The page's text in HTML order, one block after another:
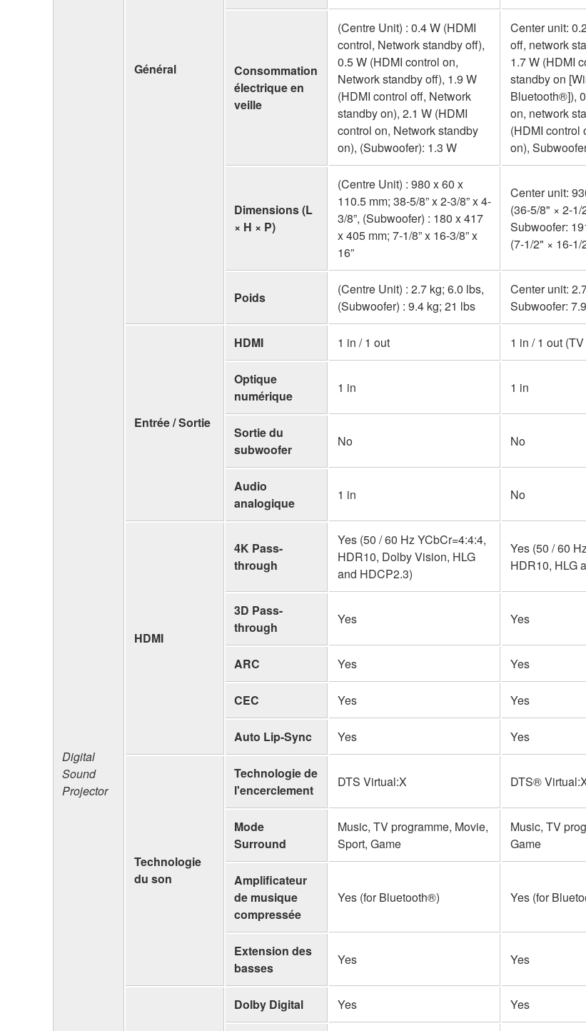
Digital
Sound
Projector
Général
Consommation
électrique en
veille
(Centre Unit) : 0.4 W (HDMI
control, Network standby off),
0.5 W (HDMI control on,
Network standby off), 1.9 W
(HDMI control off, Network
standby on), 2.1 W (HDMI
control on, Network standby
on), (Subwoofer): 1.3 W
Center unit:
off, network
1.7 W (HDMI
standby on
Bluetooth®]),
on, network
(HDMI control
on),
Dimensions (L
× H × P)
(Centre Unit) : 980 x 60 x
110.5 mm; 38-5/8” x 2-3/8” x 4-
3/8”, (Subwoofer) : 180 x 417
x 405 mm; 7-1/8” x 16-3/8” x
16”
Center unit:
(36-5/8" × 2-1/
Subwoofer:
(7-1/2" × 16-1/
Poids
(Centre Unit) : 2.7 kg; 6.0 lbs,
(Subwoofer) : 9.4 kg; 21 lbs
Center unit:
Subwoofer:
Entrée / Sortie
HDMI 1 in / 1 out 1 in / 1 out
Optique
numérique
1 in 1 in
Sortie du
subwoofer
No No
Audio
analogique
1 in No
HDMI
4K Pass-
through
Yes (50 / 60 Hz YCbCr=4:4:4,
HDR10, Dolby Vision, HLG
and HDCP2.3)
Yes (50 / 60
HDR10, HLG
3D Pass-
through
Yes Yes
ARC Yes Yes
CEC Yes Yes
Auto Lip-Sync Yes Yes
Technologie
du son
Technologie de
l'encerclement
DTS Virtual:X DTS®
Mode
Surround
Music, TV programme, Movie,
Sport, Game
Music, TV
Game
Amplificateur
de musique
compressée
Yes (for Bluetooth®) Yes (for
Extension des
basses
Yes Yes
Dolby Digital Yes Yes